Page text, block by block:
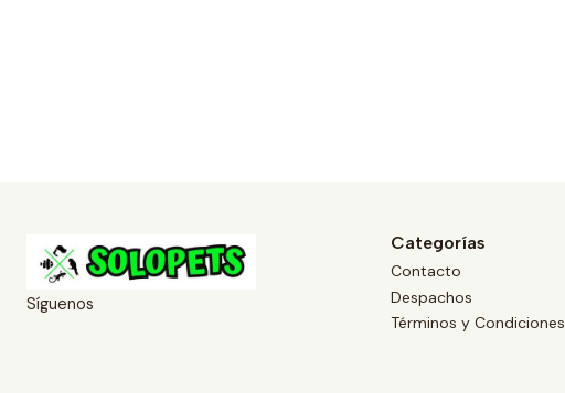
Síguenos
Categorías
Contacto
Despachos
Términos y Condiciones